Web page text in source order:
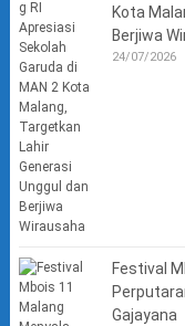
Kota
Berjiwa
24/07/2026
Festival
Gajayana